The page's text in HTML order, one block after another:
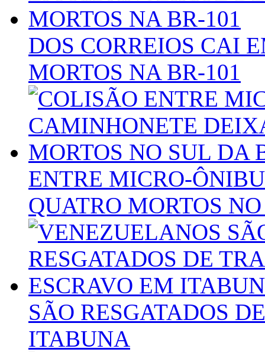
DOS CORREIOS CAI
MORTOS NA BR-101
ENTRE MICRO-
QUATRO MORTOS
SÃO RESGATADOS
ITABUNA